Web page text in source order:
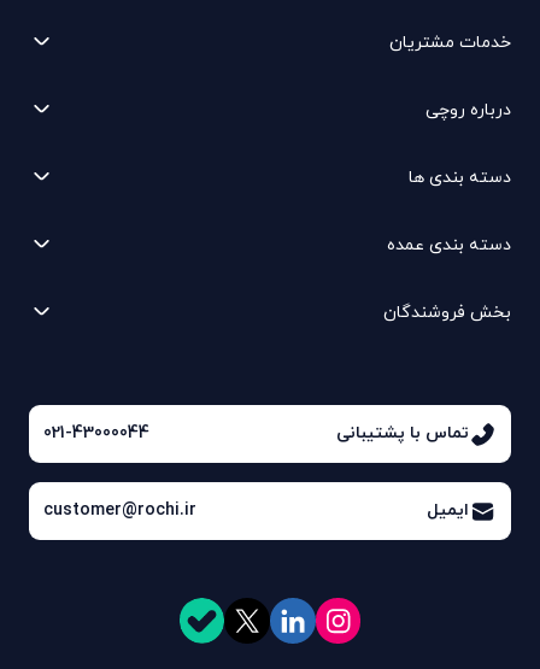
خدمات مشتریان
درباره روچی
دسته بندی ها
دسته بندی عمده
بخش فروشندگان
تماس با پشتیبانی 021-43000044
ایمیل customer@rochi.ir